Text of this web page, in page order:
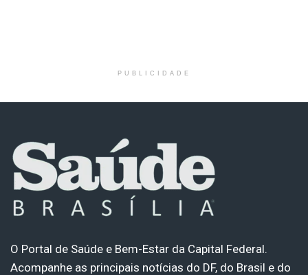
PUBLICIDADE
O Portal de Saúde e Bem-Estar da Capital Federal.
Acompanhe as principais notícias do DF, do Brasil e do